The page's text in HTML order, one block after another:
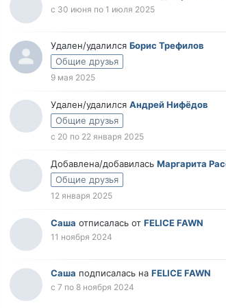
с 30 июня по 1 июля 2025
Удален/удалился Борис Трефилов
Общие друзья
9 мая 2025
Удален/удалился Андрей Нифёдов
Общие друзья
с 20 по 22 января 2025
Добавлена/добавилась Маргарита
Общие друзья
12 января 2025
Саша отписалась от FELICE FAWN
11 ноября 2024
Саша подписалась на FELICE FAWN
с 7 по 8 ноября 2024